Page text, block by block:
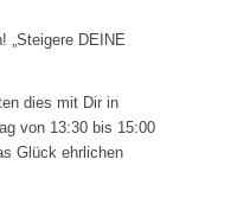
„Steigere DEINE
dies mit Dir in
von 13:30 bis 15:00
Glück ehrlichen